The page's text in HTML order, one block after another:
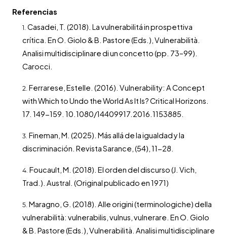
Referencias
Casadei, T. (2018). La vulnerabilitá in prospettiva
crítica. En O. Giolo & B. Pastore (Eds.), Vulnerabilità.
Analisi multidisciplinare di un concetto (pp. 73–99).
Carocci.
Ferrarese, Estelle. (2016). Vulnerability: A Concept
with Which to Undo the World As It Is? Critical Horizons.
17. 149-159. 10.1080/14409917.2016.1153885.
Fineman, M. (2025). Más allá de la igualdad y la
discriminación. Revista Sarance, (54), 11-28.
Foucault, M. (2018). El orden del discurso (J. Vich,
Trad.). Austral. (Original publicado en 1971)
Maragno, G. (2018). Alle origini (terminologiche) della
vulnerabilità: vulnerabilis, vulnus, vulnerare. En O. Giolo
& B. Pastore (Eds.), Vulnerabilità. Analisi multidisciplinare